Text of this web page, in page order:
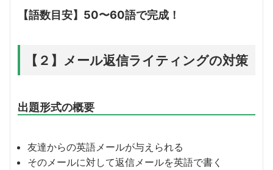
【語数目安】50〜60語で完成！
【２】メール返信ライティングの対策
出題形式の概要
友達からの英語メールが与えられる
そのメールに対して返信メールを英語で書く